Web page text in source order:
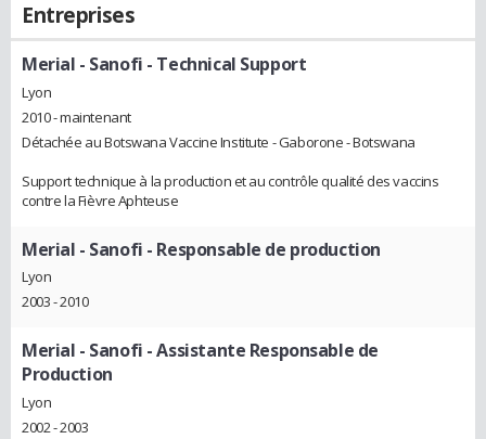
Entreprises
Merial - Sanofi - Technical Support
Lyon
2010 - maintenant
Détachée au Botswana Vaccine Institute - Gaborone - Botswana
Support technique à la production et au contrôle qualité des vaccins
contre la Fièvre Aphteuse
Merial - Sanofi - Responsable de production
Lyon
2003 - 2010
Merial - Sanofi - Assistante Responsable de
Production
Lyon
2002 - 2003